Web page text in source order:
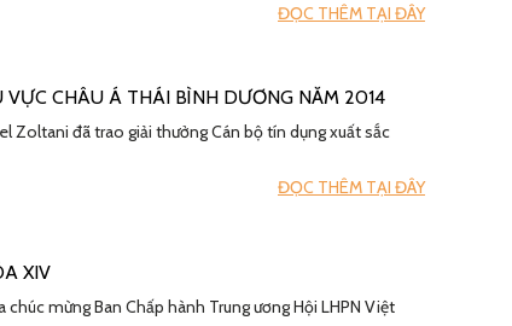
ĐỌC THÊM TẠI ĐÂY
CHÂU Á THÁI BÌNH DƯƠNG NĂM 2014
Zoltani đã trao giải thưởng Cán bộ tín dụng xuất sắc
ĐỌC THÊM TẠI ĐÂY
XIV
mừng Ban Chấp hành Trung ương Hội LHPN Việt